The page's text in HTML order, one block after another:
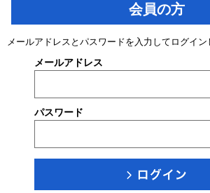
会員の方
メールアドレスとパスワードを入力してログイン
メールアドレス
パスワード